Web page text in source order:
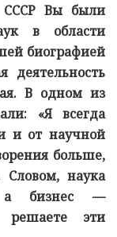
Вы были
в области
биографией
В одном из
«Я всегда
и от научной
больше,
Словом, наука
а бизнес —
решаете эти